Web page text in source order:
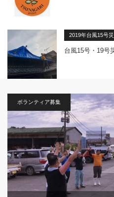
2019年台風15号
台風15号・19号
ボランティア募集